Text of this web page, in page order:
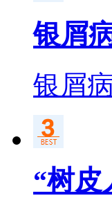
银屑
银屑
“树皮